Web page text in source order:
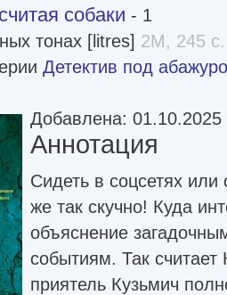
собаки - 1
тонах [litres] 2M, 245 с.
Детектив под
Добавлена: 01.10.2025
Аннотация
Сидеть в соцсетях
же так скучно! Куда
объяснение
событиям. Так
приятель Кузьмич